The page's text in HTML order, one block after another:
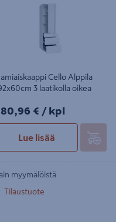
Cello Alppila
3 laatikolla oikea
kpl
€ / kpl
Lue lisää
myymälöistä
Tilaustuote